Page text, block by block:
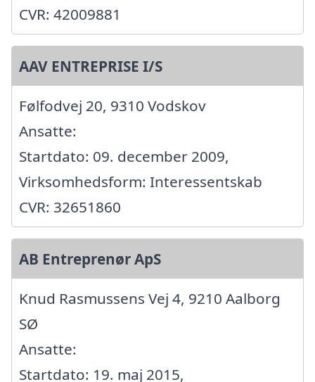
CVR: 42009881
AAV ENTREPRISE I/S
Følfodvej 20, 9310 Vodskov
Ansatte:
Startdato: 09. december 2009,
Virksomhedsform: Interessentskab
CVR: 32651860
AB Entreprenør ApS
Knud Rasmussens Vej 4, 9210 Aalborg
SØ
Ansatte:
Startdato: 19. maj 2015,